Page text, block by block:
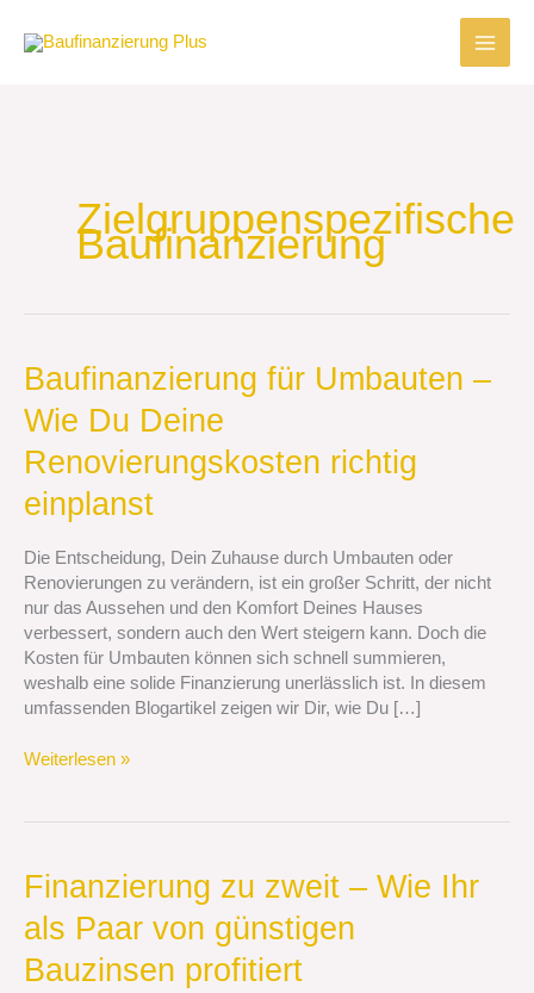
Inhalt
Zielgruppenspezifische
Baufinanzierung
Baufinanzierung für Umbauten –
Wie Du Deine
Renovierungskosten richtig
einplanst
Die Entscheidung, Dein Zuhause durch Umbauten oder
Renovierungen zu verändern, ist ein großer Schritt, der nicht
nur das Aussehen und den Komfort Deines Hauses
verbessert, sondern auch den Wert steigern kann. Doch die
Kosten für Umbauten können sich schnell summieren,
weshalb eine solide Finanzierung unerlässlich ist. In diesem
umfassenden Blogartikel zeigen wir Dir, wie Du […]
Baufinanzierung
für
Umbauten
Wie
Du
Deine
richtig
einplanst
Weiterlesen »
Finanzierung zu zweit – Wie Ihr
als Paar von günstigen
Bauzinsen profitiert
Finanzierung
zu
zweit
Wie